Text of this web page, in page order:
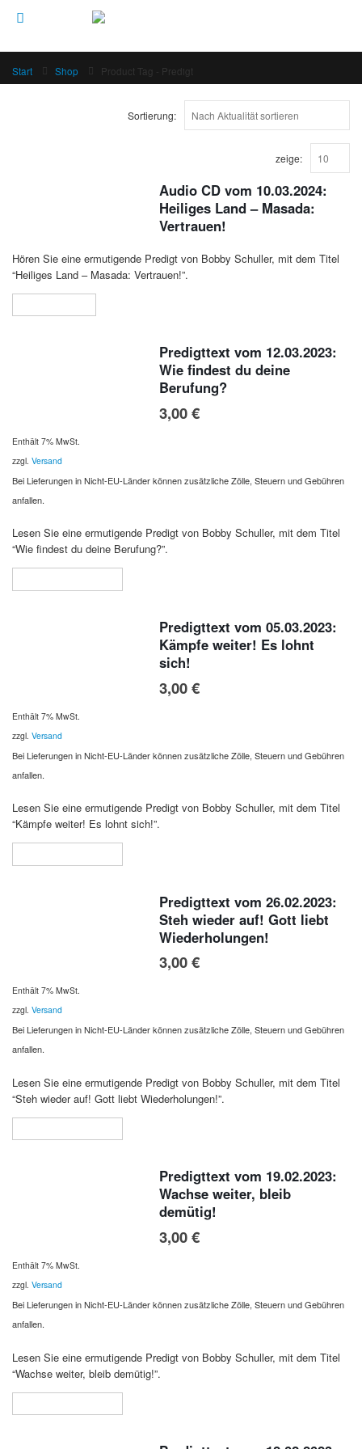
Start Shop Product Tag - Predigt
Sortierung:
zeige:
Audio CD vom 10.03.2024:
Heiliges Land – Masada:
Vertrauen!
Hören Sie eine ermutigende Predigt von Bobby Schuller, mit dem Titel
“Heiliges Land – Masada: Vertrauen!”.
Predigttext vom 12.03.2023:
Wie findest du deine
Berufung?
3,00€
Enthält 7% MwSt.
zzgl. Versand
Bei Lieferungen in Nicht-EU-Länder können zusätzliche Zölle, Steuern und Gebühren
anfallen.
Lesen Sie eine ermutigende Predigt von Bobby Schuller, mit dem Titel
“Wie findest du deine Berufung?”.
Predigttext vom 05.03.2023:
Kämpfe weiter! Es lohnt
sich!
3,00€
Enthält 7% MwSt.
zzgl. Versand
Bei Lieferungen in Nicht-EU-Länder können zusätzliche Zölle, Steuern und Gebühren
anfallen.
Lesen Sie eine ermutigende Predigt von Bobby Schuller, mit dem Titel
“Kämpfe weiter! Es lohnt sich!”.
Predigttext vom 26.02.2023:
Steh wieder auf! Gott liebt
Wiederholungen!
3,00€
Enthält 7% MwSt.
zzgl. Versand
Bei Lieferungen in Nicht-EU-Länder können zusätzliche Zölle, Steuern und Gebühren
anfallen.
Lesen Sie eine ermutigende Predigt von Bobby Schuller, mit dem Titel
“Steh wieder auf! Gott liebt Wiederholungen!”.
Predigttext vom 19.02.2023:
Wachse weiter, bleib
demütig!
3,00€
Enthält 7% MwSt.
zzgl. Versand
Bei Lieferungen in Nicht-EU-Länder können zusätzliche Zölle, Steuern und Gebühren
anfallen.
Lesen Sie eine ermutigende Predigt von Bobby Schuller, mit dem Titel
“Wachse weiter, bleib demütig!”.